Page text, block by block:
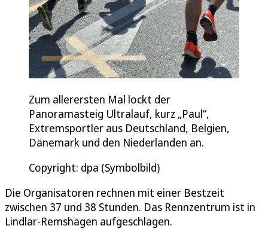
Zum allerersten Mal lockt der
Panoramasteig Ultralauf, kurz „Paul“,
Extremsportler aus Deutschland, Belgien,
Dänemark und den Niederlanden an.
Copyright: dpa (Symbolbild)
Die Organisatoren rechnen mit einer Bestzeit
zwischen 37 und 38 Stunden. Das Rennzentrum ist in
Lindlar-Remshagen aufgeschlagen.